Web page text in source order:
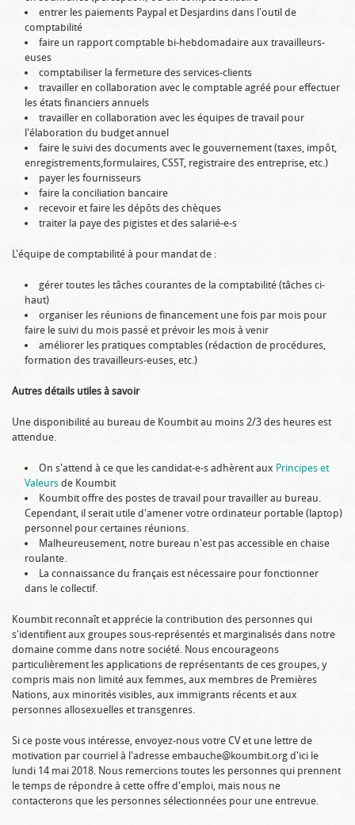
entrer les paiements Paypal et Desjardins dans l'outil de
comptabilité
faire un rapport comptable bi-hebdomadaire aux travailleurs-
euses
comptabiliser la fermeture des services-clients
travailler en collaboration avec le comptable agréé pour effectuer
les états financiers annuels
travailler en collaboration avec les équipes de travail pour
l'élaboration du budget annuel
faire le suivi des documents avec le gouvernement (taxes, impôt,
enregistrements,formulaires, CSST, registraire des entreprise, etc.)
payer les fournisseurs
faire la conciliation bancaire
recevoir et faire les dépôts des chèques
traiter la paye des pigistes et des salarié-e-s
L'équipe de comptabilité à pour mandat de :
gérer toutes les tâches courantes de la comptabilité (tâches ci-
haut)
organiser les réunions de financement une fois par mois pour
faire le suivi du mois passé et prévoir les mois à venir
améliorer les pratiques comptables (rédaction de procédures,
formation des travailleurs-euses, etc.)
Autres détails utiles à savoir
Une disponibilité au bureau de Koumbit au moins 2/3 des heures est
attendue.
On s'attend à ce que les candidat-e-s adhèrent aux Principes et
Valeursde Koumbit
Koumbit offre des postes de travail pour travailler au bureau.
Cependant, il serait utile d'amener votre ordinateur portable (laptop)
personnel pour certaines réunions.
Malheureusement, notre bureau n'est pas accessible en chaise
roulante.
La connaissance du français est nécessaire pour fonctionner
dans le collectif.
Koumbit reconnaît et apprécie la contribution des personnes qui
s'identifient aux groupes sous-représentés et marginalisés dans notre
domaine comme dans notre société. Nous encourageons
particulièrement les applications de représentants de ces groupes, y
compris mais non limité aux femmes, aux membres de Premières
Nations, aux minorités visibles, aux immigrants récents et aux
personnes allosexuelles et transgenres.
Si ce poste vous intéresse, envoyez-nous votre CV et une lettre de
motivation par courriel à l'adresse embauche@koumbit.org d'ici le
lundi 14 mai 2018. Nous remercions toutes les personnes qui prennent
le temps de répondre à cette offre d'emploi, mais nous ne
contacterons que les personnes sélectionnées pour une entrevue.